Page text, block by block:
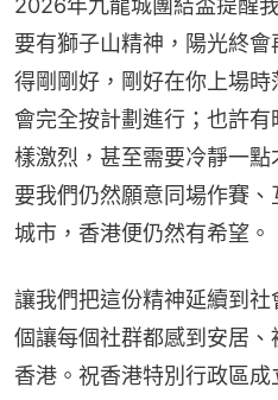
2026年九龍城團結盃提醒
要有獅子山精神，陽光終
得剛剛好，剛好在你上場
會完全按計劃進行；也許
樣激烈，甚至需要冷靜一
要我們仍然願意同場作賽
城市，香港便仍然有希望。
讓我們把這份精神延續到
個讓每個社群都感到安居
香港。祝香港特別行政區